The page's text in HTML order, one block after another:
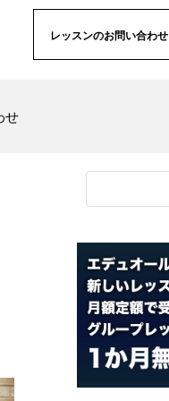
レッスンのお問い合わせ
せ